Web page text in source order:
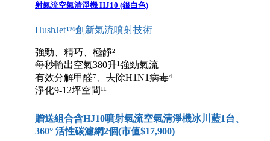
射氣流空氣清淨機 HJ10 (銀白色)
HushJet™創新氣流噴射技術
強勁、精巧、極靜²
每秒輸出空氣380升¹強勁氣流
有效分解甲醛⁷、去除H1N1病毒⁴
淨化9-12坪空間¹¹
贈送組合含HJ10噴射氣流空氣清淨機冰川藍1台、
360° 活性碳濾網2個(市值$17,900)